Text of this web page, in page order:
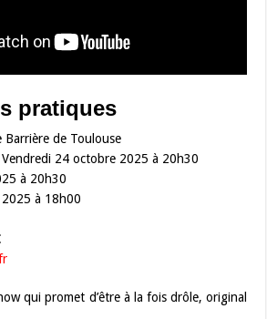
pratiques
Barrière de Toulouse
Vendredi 24 octobre 2025 à 20h30
à 20h30
à 18h00
qui promet d’être à la fois drôle, original